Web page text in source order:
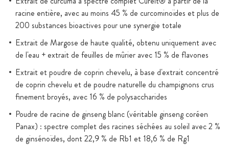
racine entière, avec au moins 45 % de curcominoïdes et plus de
200 substances bioactives pour une synergie totale
Extrait de Margose de haute qualité, obtenu uniquement avec
de l'eau + extrait de feuilles de mûrier avec 15 % de flavones
Extrait et poudre de coprin chevelu, à base d'extrait concentré
de coprin chevelu et de poudre naturelle du champignons crus
finement broyés, avec 16 % de polysaccharides
Poudre de racine de ginseng blanc (véritable ginseng coréen
Panax) : spectre complet des racines séchées au soleil avec 2 %
de ginsénoïdes, dont 22,9 % de Rb1 et 18,6 % de Rg1